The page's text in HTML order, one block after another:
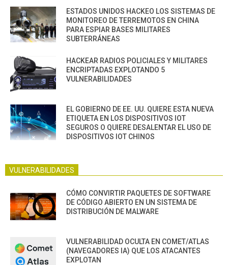
ESTADOS UNIDOS HACKEO LOS SISTEMAS DE
MONITOREO DE TERREMOTOS EN CHINA
PARA ESPIAR BASES MILITARES
SUBTERRÁNEAS
HACKEAR RADIOS POLICIALES Y MILITARES
ENCRIPTADAS EXPLOTANDO 5
VULNERABILIDADES
EL GOBIERNO DE EE. UU. QUIERE ESTA NUEVA
ETIQUETA EN LOS DISPOSITIVOS IOT
SEGUROS O QUIERE DESALENTAR EL USO DE
DISPOSITIVOS IOT CHINOS
VULNERABILIDADES
CÓMO CONVIRTIR PAQUETES DE SOFTWARE
DE CÓDIGO ABIERTO EN UN SISTEMA DE
DISTRIBUCIÓN DE MALWARE
VULNERABILIDAD OCULTA EN COMET/ATLAS
(NAVEGADORES IA) QUE LOS ATACANTES
EXPLOTAN